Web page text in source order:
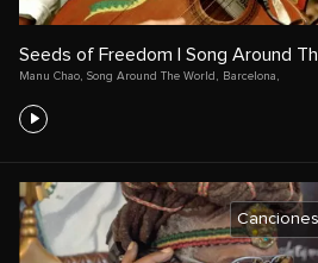
Seeds of Freedom | Song Around
Manu Chao Song Around The World Barcelona,